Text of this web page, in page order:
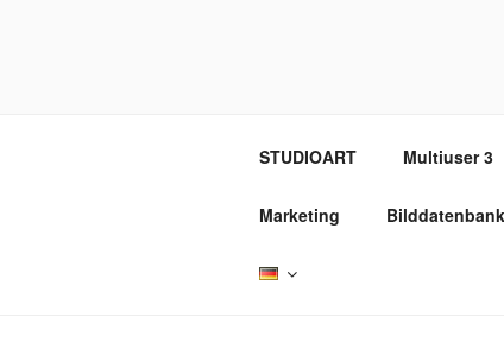
STUDIOART Multiuser 3
Marketing Bilddatenbank